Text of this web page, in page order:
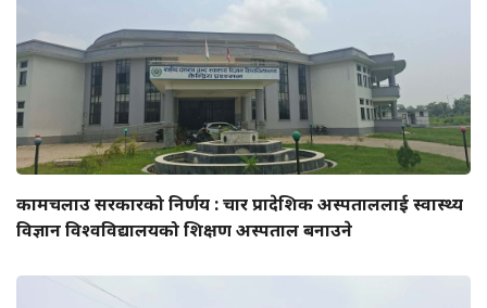
कामचलाउ सरकारको निर्णय : चार प्रादेशिक अस्पताललाई स्वास्थ्य
विज्ञान विश्वविद्यालयको शिक्षण अस्पताल बनाउने